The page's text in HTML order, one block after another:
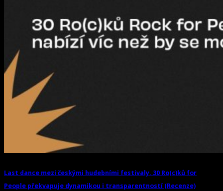
Last dance mezi českými hudebními festivaly. 30 Ro(c)ků for
People překvapuje dynamikou i transparentností (Recenze)